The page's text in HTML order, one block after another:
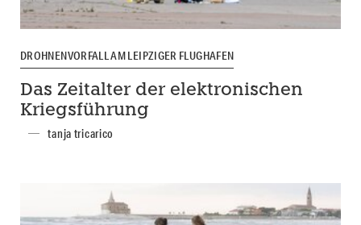
DROHNENVORFALL AM LEIPZIGER FLUGHAFEN
Das Zeitalter der elektronischen
Kriegsführung
tanja tricarico